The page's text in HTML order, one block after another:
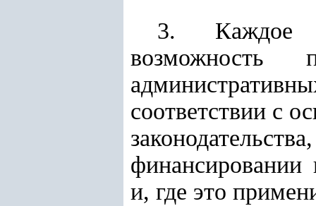
3. Каждое
возможность
соответствии с
и, где это